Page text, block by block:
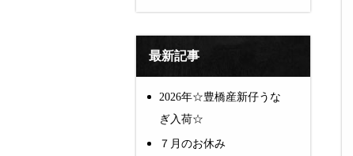
最新記事
2026年☆豊橋産新仔うな
ぎ入荷☆
７月のお休み